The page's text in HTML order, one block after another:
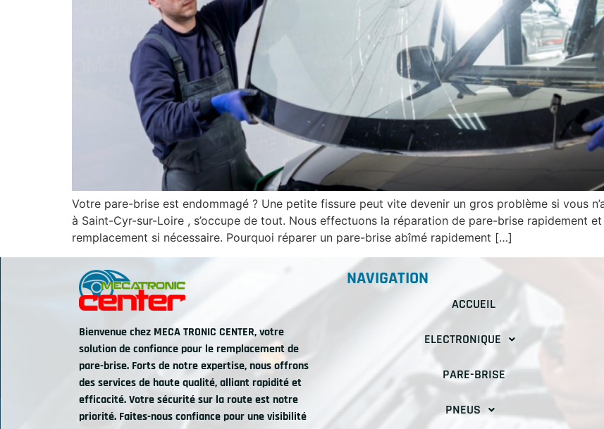
Votre pare-brise est endommagé ? Une petite fissure peut vite devenir un gros problème si vous
à Saint-Cyr-sur-Loire , s’occupe de tout. Nous effectuons la réparation de pare-brise rapidement
remplacement si nécessaire. Pourquoi réparer un pare-brise abîmé rapidement […]
Bienvenue chez MECA TRONIC CENTER, votre
solution de confiance pour le remplacement de
pare-brise. Forts de notre expertise, nous offrons
des services de haute qualité, alliant rapidité et
efficacité. Votre sécurité sur la route est notre
priorité. Faites-nous confiance pour une visibilité
NAVIGATION
ACCUEIL
ELECTRONIQUE
PARE-BRISE
PNEUS